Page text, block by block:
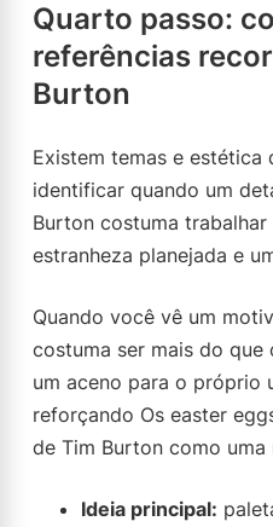
Quarto passo:
referências
Burton
Existem temas e estética
identificar quando um
Burton costuma
estranheza planejada e
Quando você vê um
costuma ser mais do que
um aceno para o próprio
reforçando Os easter
de Tim Burton como uma
Ideia principal: